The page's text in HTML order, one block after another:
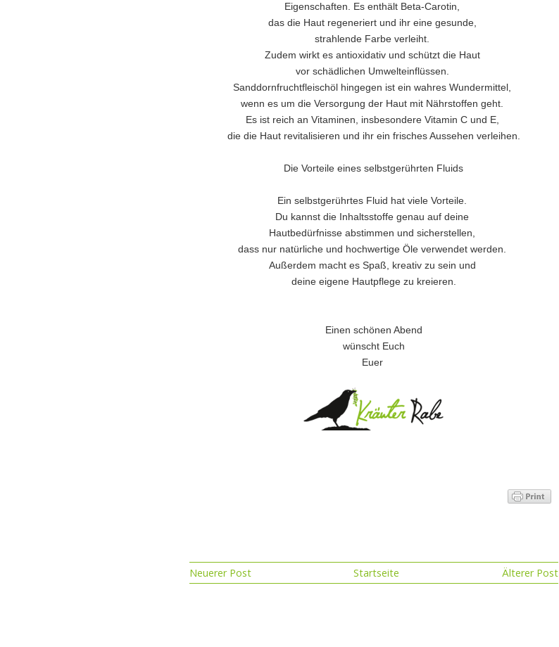
Eigenschaften. Es enthält Beta-Carotin,
das die Haut regeneriert und ihr eine gesunde,
strahlende Farbe verleiht.
Zudem wirkt es antioxidativ und schützt die Haut
vor schädlichen Umwelteinflüssen.
Sanddornfruchtfleischöl hingegen ist ein wahres Wundermittel,
wenn es um die Versorgung der Haut mit Nährstoffen geht.
Es ist reich an Vitaminen, insbesondere Vitamin C und E,
die die Haut revitalisieren und ihr ein frisches Aussehen verleihen.
Die Vorteile eines selbstgerührten Fluids
Ein selbstgerührtes Fluid hat viele Vorteile.
Du kannst die Inhaltsstoffe genau auf deine
Hautbedürfnisse abstimmen und sicherstellen,
dass nur natürliche und hochwertige Öle verwendet werden.
Außerdem macht es Spaß, kreativ zu sein und
deine eigene Hautpflege zu kreieren.
Einen schönen Abend
wünscht Euch
Euer
Neuerer Post Älterer Post
Startseite